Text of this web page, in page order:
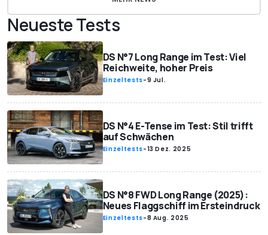
Neueste Tests
DS N°7 Long Range im Test: Viel
Reichweite, hoher Preis
Einzeltests-9 Jul.
DS N°4 E-Tense im Test: Stil trifft
auf Schwächen
Einzeltests-13 Dez. 2025
DS N°8 FWD Long Range (2025):
Neues Flaggschiff im Ersteindruck
Einzeltests-8 Aug. 2025